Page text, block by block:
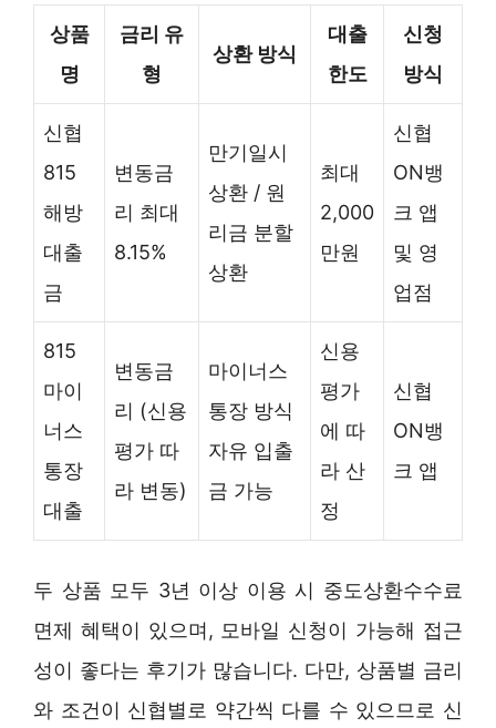
상품
명
금리 유
형
상환 방식
대출
한도
신청
방식
신협
815
해방
대출
금
변동금
리 최대
8.15%
만기일시
상환 / 원
리금 분할
상환
최대
2,000
만원
신협
ON뱅
크 앱
및 영
업점
815
마이
너스
통장
대출
변동금
리 (신용
평가 따
라 변동)
마이너스
통장 방식
자유 입출
금 가능
신용
평가
에 따
라 산
정
신협
ON뱅
크 앱
두 상품 모두 3년 이상 이용 시 중도상환수수료
면제 혜택이 있으며, 모바일 신청이 가능해 접근
성이 좋다는 후기가 많습니다. 다만, 상품별 금리
와 조건이 신협별로 약간씩 다를 수 있으므로 신